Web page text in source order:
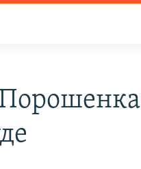
Порошенка